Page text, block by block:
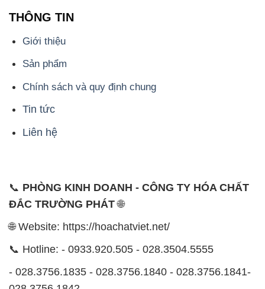
THÔNG TIN
Giới thiệu
Sản phẩm
Chính sách và quy định chung
Tin tức
Liên hệ
📞 PHÒNG KINH DOANH - CÔNG TY HÓA CHẤT
ĐẮC TRƯỜNG PHÁT🌐
🌐 Website: https://hoachatviet.net/
📞 Hotline: - 0933.920.505 - 028.3504.5555
- 028.3756.1835 - 028.3756.1840 - 028.3756.1841-